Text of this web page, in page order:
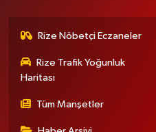
Rize Nöbetçi Eczaneler
Rize Trafik Yoğunluk
Haritası
Tüm Manşetler